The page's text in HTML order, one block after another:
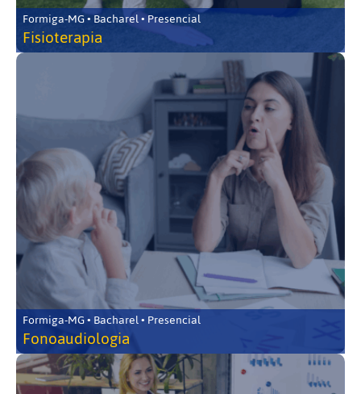
Formiga-MG • Bacharel • Presencial
Fisioterapia
Formiga-MG • Bacharel • Presencial
Fonoaudiologia